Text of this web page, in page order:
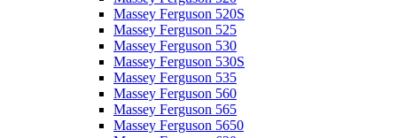
Massey Ferguson 520S
Massey Ferguson 525
Massey Ferguson 530
Massey Ferguson 530S
Massey Ferguson 535
Massey Ferguson 560
Massey Ferguson 565
Massey Ferguson 5650